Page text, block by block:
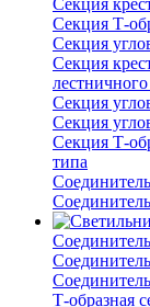
Секция
Секция Т-
Секция
Секция
Секция
Секция
Секция Т-
типа
Т-образная